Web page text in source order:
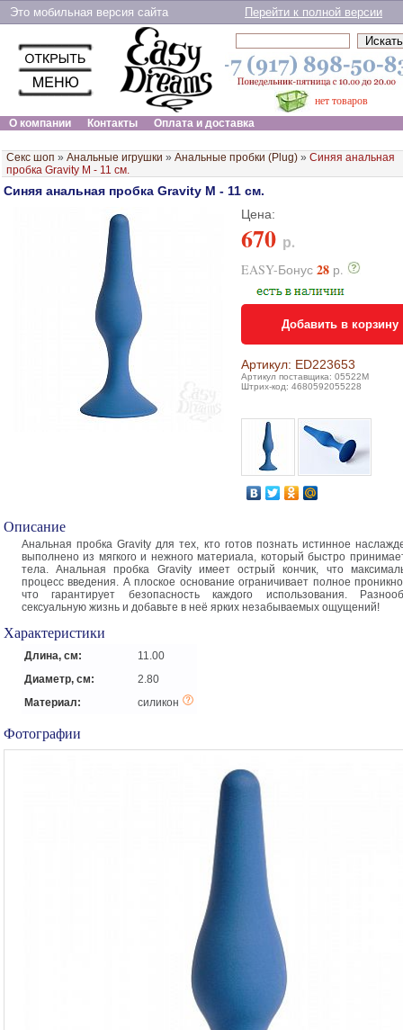
Это мобильная версия сайта Перейти к полной версии
нет товаров
О компании
Контакты Оплата и доставка
Секс шоп » Анальные игрушки » Анальные пробки (Plug) » Синяя анальная
пробка Gravity M - 11 см.
Синяя анальная пробка Gravity M - 11 см.
Цена:
670 р.
EASY-Бонус 28 р.
Добавить в корзину
Артикул: ED223653
Артикул поставщика: 05522M
Штрих-код: 4680592055228
Описание
Анальная пробка Gravity для тех, кто готов познать истинное
выполнено из мягкого и нежного материала, который быстро
тела. Анальная пробка Gravity имеет острый кончик, что
процесс введения. А плоское основание ограничивает полное
что гарантирует безопасность каждого использования.
сексуальную жизнь и добавьте в неё ярких незабываемых ощущений!
Характеристики
Длина, см:
11.00
Диаметр, см:
2.80
Материал:
силикон
Фотографии